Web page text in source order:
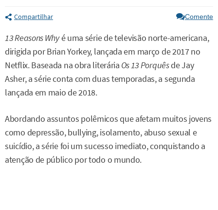
Compartilhar Comente
13 Reasons Whyé uma série de televisão norte-americana,
dirigida por Brian Yorkey, lançada em março de 2017 no
Netflix. Baseada na obra literária Os 13 Porquêsde Jay
Asher, a série conta com duas temporadas, a segunda
lançada em maio de 2018.
Abordando assuntos polêmicos que afetam muitos jovens
como depressão, bullying, isolamento, abuso sexual e
suicídio, a série foi um sucesso imediato, conquistando a
atenção de público por todo o mundo.